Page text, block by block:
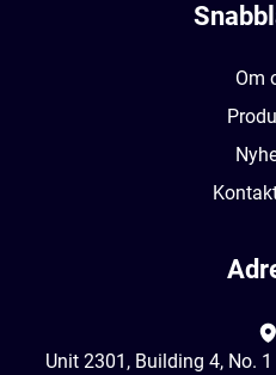
Om
Unit 2301, Building 4, No.